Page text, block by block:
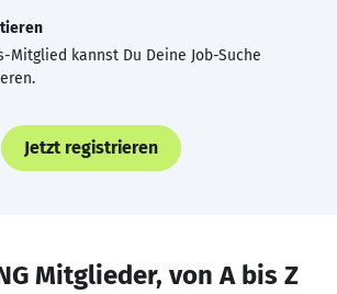
Mitglied kannst Du Deine Job-Suche
Jetzt registrieren
Mitglieder, von A bis Z